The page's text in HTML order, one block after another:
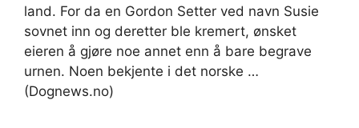
land. For da en Gordon Setter ved navn Susie
sovnet inn og deretter ble kremert, ønsket
eieren å gjøre noe annet enn å bare begrave
urnen. Noen bekjente i det norske …
(Dognews.no)